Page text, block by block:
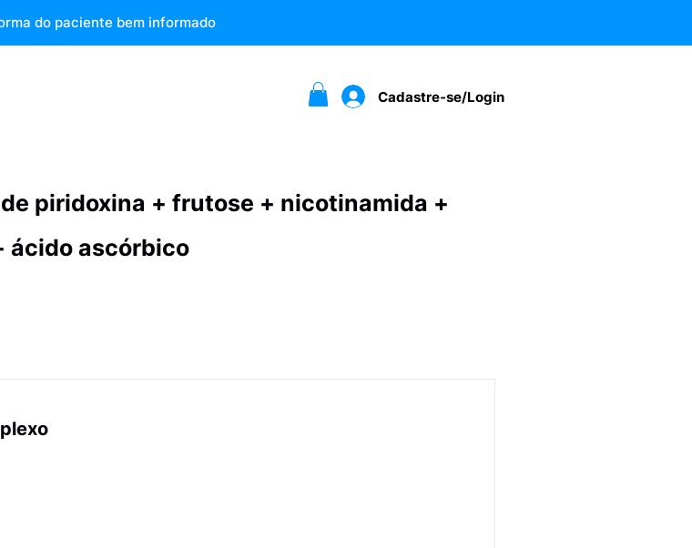
do paciente bem informado
Cadastre-se/Login
piridoxina + frutose + nicotinamida +
ácido ascórbico